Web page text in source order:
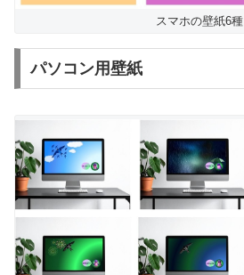
スマホの壁紙6種
パソコン用壁紙